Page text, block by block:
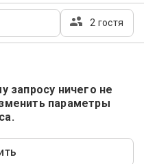
2 гостя
запросу ничего не
параметры